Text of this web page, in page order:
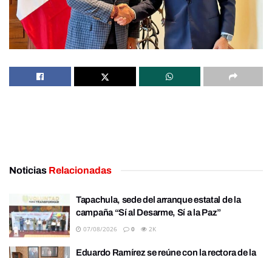
Noticias Relacionadas
Tapachula, sede del arranque estatal de la
campaña “Sí al Desarme, Sí a la Paz”
07/08/2026 0 2K
Eduardo Ramírez se reúne con la rectora de la